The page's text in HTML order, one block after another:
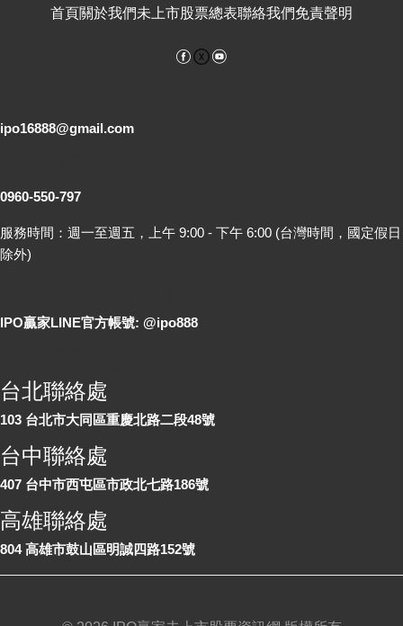
首頁關於我們未上市股票總表聯絡我們免責聲明
Facebook
ipo16888@gmail.com
0960-550-797
服務時間：週一至週五，上午 9:00 - 下午 6:00 (台灣時間，國定假日
除外)
IPO贏家LINE官方帳號: @ipo888
台北聯絡處
103 台北市大同區重慶北路二段48號
台中聯絡處
407 台中市西屯區市政北七路186號
高雄聯絡處
804 高雄市鼓山區明誠四路152號